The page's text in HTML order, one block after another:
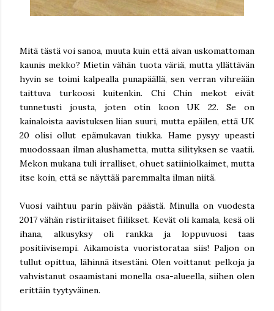
Mitä tästä voi sanoa, muuta kuin että aivan uskomattoman
kaunis mekko? Mietin vähän tuota väriä, mutta yllättävän
hyvin se toimi kalpealla punapäällä, sen verran vihreään
taittuva turkoosi kuitenkin. Chi Chin mekot eivät
tunnetusti jousta, joten otin koon UK 22. Se on
kainaloista aavistuksen liian suuri, mutta epäilen, että UK
20 olisi ollut epämukavan tiukka. Hame pysyy upeasti
muodossaan ilman alushametta, mutta silityksen se vaatii.
Mekon mukana tuli irralliset, ohuet satiiniolkaimet, mutta
itse koin, että se näyttää paremmalta ilman niitä.
Vuosi vaihtuu parin päivän päästä. Minulla on vuodesta
2017 vähän ristiriitaiset fiilikset. Kevät oli kamala, kesä oli
ihana, alkusyksy oli rankka ja loppuvuosi taas
positiivisempi. Aikamoista vuoristorataa siis! Paljon on
tullut opittua, lähinnä itsestäni. Olen voittanut pelkoja ja
vahvistanut osaamistani monella osa-alueella, siihen olen
erittäin tyytyväinen.